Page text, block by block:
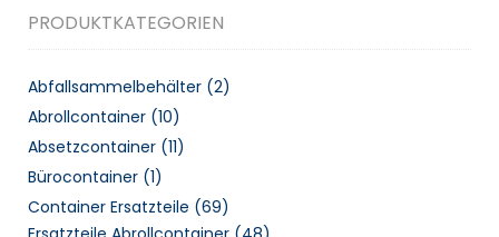
PRODUKTKATEGORIEN
Abfallsammelbehälter (2)
Abrollcontainer (10)
Absetzcontainer (11)
Bürocontainer (1)
Container Ersatzteile (69)